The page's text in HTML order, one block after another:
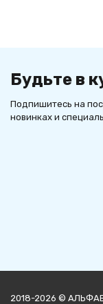
Будьте в
Подпишитесь на
новинках и
2018-2026 ©